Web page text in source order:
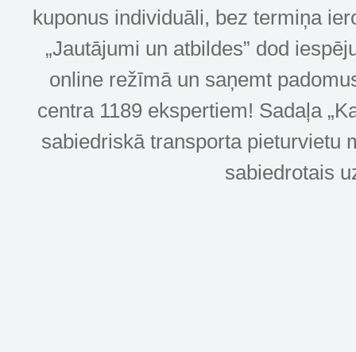
kuponus individuāli, bez termiņa
„Jautājumi un atbildes” dod
online režīmā un saņemt
centra 1189 ekspertiem! Sadaļa
sabiedriskā transporta pieturvietu
sabiedrotais